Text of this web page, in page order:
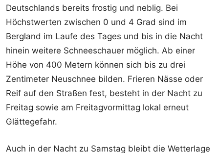
Deutschlands bereits frostig und neblig. Bei
Höchstwerten zwischen 0 und 4 Grad sind im
Bergland im Laufe des Tages und bis in die Nacht
hinein weitere Schneeschauer möglich. Ab einer
Höhe von 400 Metern können sich bis zu drei
Zentimeter Neuschnee bilden. Frieren Nässe oder
Reif auf den Straßen fest, besteht in der Nacht zu
Freitag sowie am Freitagvormittag lokal erneut
Glättegefahr.
Auch in der Nacht zu Samstag bleibt die Wetterlage